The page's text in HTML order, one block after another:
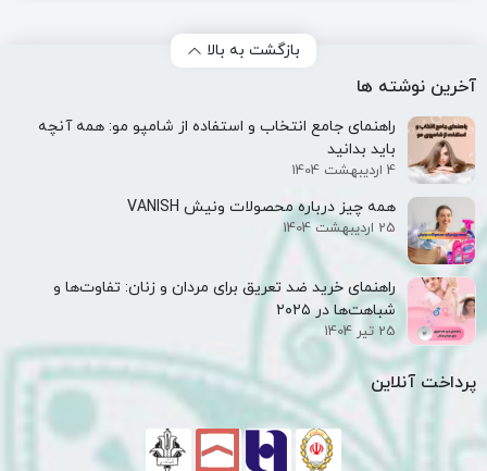
بازگشت به بالا
آخرین نوشته ها
راهنمای جامع انتخاب و استفاده از شامپو مو: همه آنچه
باید بدانید
4 اردیبهشت 1404
همه‌ چیز درباره محصولات ونیش VANISH
25 اردیبهشت 1404
راهنمای خرید ضد تعریق برای مردان و زنان: تفاوت‌ها و
شباهت‌ها در ۲۰۲۵
25 تیر 1404
پرداخت آنلاین